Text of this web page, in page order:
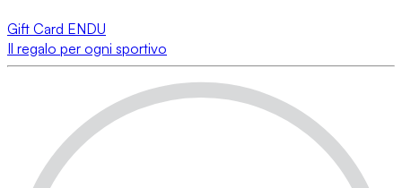
Gift Card ENDU
Il regalo per ogni sportivo